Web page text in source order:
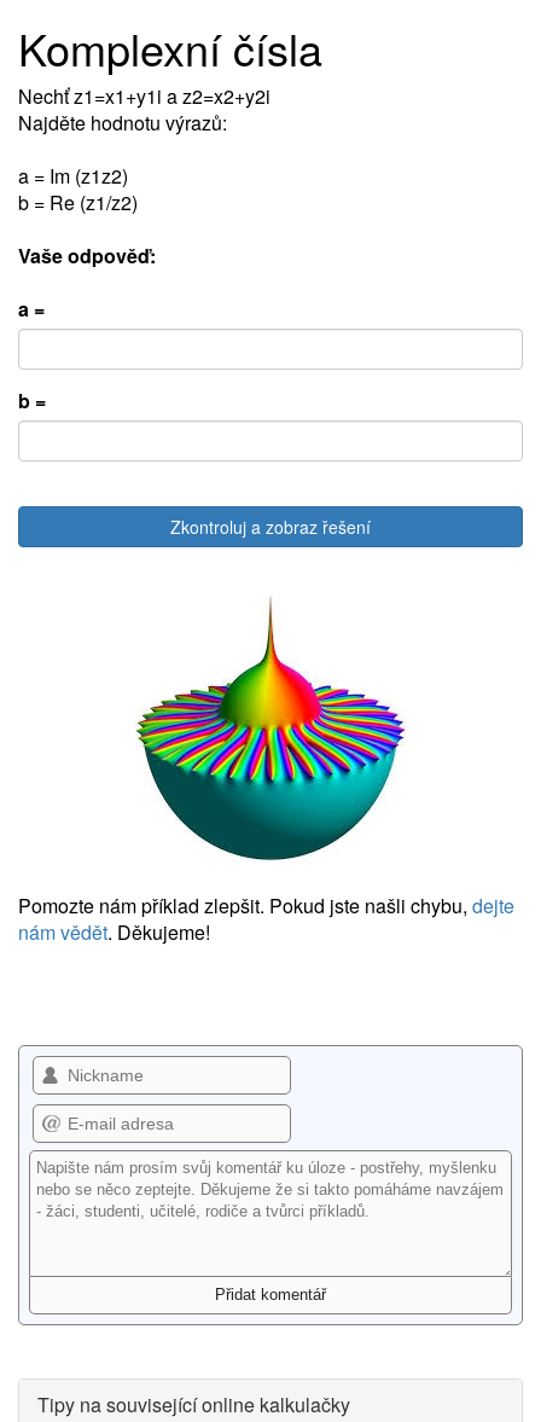
Komplexní čísla
Nechť z1=x1+y1i a z2=x2+y2i
Najděte hodnotu výrazů:
a = Im (z1z2)
b = Re (z1/z2)
Vaše odpověď:
a =
b =
Zkontroluj a zobraz řešení
Pomozte nám příklad zlepšit. Pokud jste našli chybu, dejte
nám vědět. Děkujeme!
Tipy na související online kalkulačky